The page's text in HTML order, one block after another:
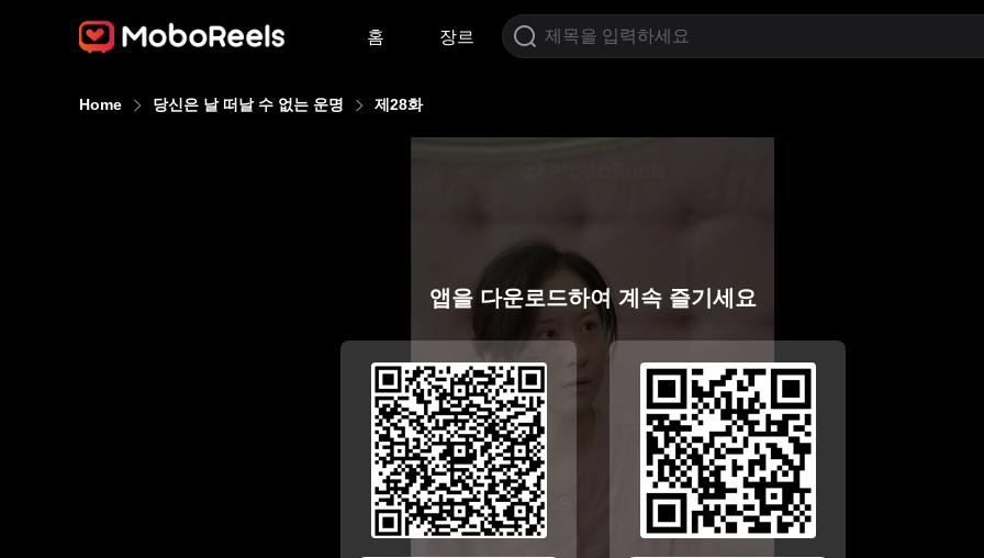
홈 장르
Home 당신은 날 떠날 수 없는 운명 제28화
앱을 다운로드하여 계속 즐기세요